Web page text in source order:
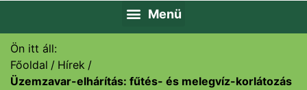
Ön itt áll:
Főoldal
Hírek
Üzemzavar-elhárítás: fűtés- és melegvíz-korlátozás